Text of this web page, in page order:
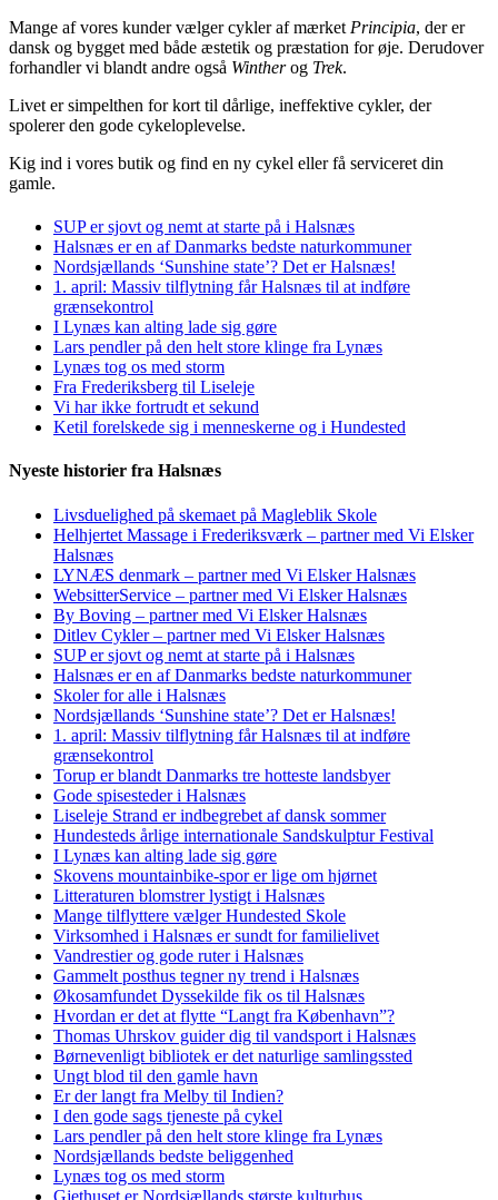
Mange af vores kunder vælger cykler af mærket Principia, der er
dansk og bygget med både æstetik og præstation for øje. Derudover
forhandler vi blandt andre også Wintherog Trek.
Livet er simpelthen for kort til dårlige, ineffektive cykler, der
spolerer den gode cykeloplevelse.
Kig ind i vores butik og find en ny cykel eller få serviceret din
gamle.
SUP er sjovt og nemt at starte på i Halsnæs
Halsnæs er en af Danmarks bedste naturkommuner
Nordsjællands ‘Sunshine state’? Det er Halsnæs!
1. april: Massiv tilflytning får Halsnæs til at indføre
grænsekontrol
I Lynæs kan alting lade sig gøre
Lars pendler på den helt store klinge fra Lynæs
Lynæs tog os med storm
Fra Frederiksberg til Liseleje
Vi har ikke fortrudt et sekund
Ketil forelskede sig i menneskerne og i Hundested
Nyeste historier fra Halsnæs
Livsduelighed på skemaet på Magleblik Skole
Helhjertet Massage i Frederiksværk – partner med Vi Elsker
Halsnæs
LYNÆS denmark – partner med Vi Elsker Halsnæs
WebsitterService – partner med Vi Elsker Halsnæs
By Boving – partner med Vi Elsker Halsnæs
Ditlev Cykler – partner med Vi Elsker Halsnæs
SUP er sjovt og nemt at starte på i Halsnæs
Halsnæs er en af Danmarks bedste naturkommuner
Skoler for alle i Halsnæs
Nordsjællands ‘Sunshine state’? Det er Halsnæs!
1. april: Massiv tilflytning får Halsnæs til at indføre
grænsekontrol
Torup er blandt Danmarks tre hotteste landsbyer
Gode spisesteder i Halsnæs
Liseleje Strand er indbegrebet af dansk sommer
Hundesteds årlige internationale Sandskulptur Festival
I Lynæs kan alting lade sig gøre
Skovens mountainbike-spor er lige om hjørnet
Litteraturen blomstrer lystigt i Halsnæs
Mange tilflyttere vælger Hundested Skole
Virksomhed i Halsnæs er sundt for familielivet
Vandrestier og gode ruter i Halsnæs
Gammelt posthus tegner ny trend i Halsnæs
Økosamfundet Dyssekilde fik os til Halsnæs
Hvordan er det at flytte “Langt fra København”?
Thomas Uhrskov guider dig til vandsport i Halsnæs
Børnevenligt bibliotek er det naturlige samlingssted
Ungt blod til den gamle havn
Er der langt fra Melby til Indien?
I den gode sags tjeneste på cykel
Lars pendler på den helt store klinge fra Lynæs
Nordsjællands bedste beliggenhed
Lynæs tog os med storm
Gjethuset er Nordsjællands største kulturhus